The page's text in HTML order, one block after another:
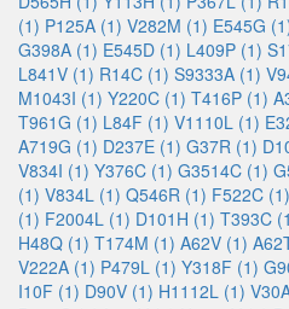
(1) P125A (1) V282M (1) E545G
G398A (1) E545D (1) L409P (1)
L841V (1) R14C (1) S9333A (1)
M1043I (1) Y220C (1) T416P (1)
T961G (1) L84F (1) V1110L (1)
A719G (1) D237E (1) G37R (1)
V834I (1) Y376C (1) G3514C (1)
(1) V834L (1) Q546R (1) F522C (1)
(1) F2004L (1) D101H (1) T393C
H48Q (1) T174M (1) A62V (1)
V222A (1) P479L (1) Y318F (1)
I10F (1) D90V (1) H1112L (1)